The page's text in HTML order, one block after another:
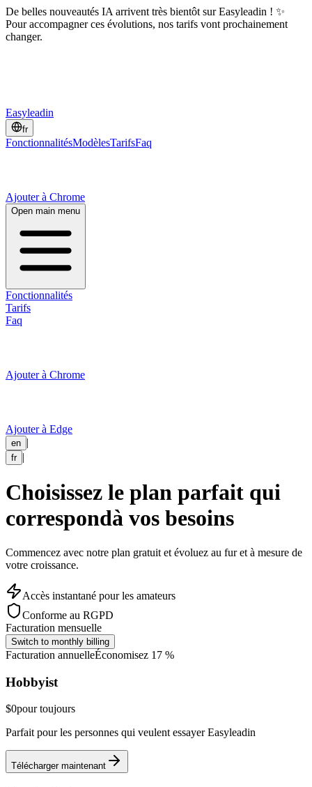
De belles nouveautés IA arrivent très bientôt sur Easyleadin ! ✨
Pour accompagner ces évolutions, nos tarifs vont prochainement
changer.
Easyleadin
fr
FonctionnalitésModèlesTarifsFaq
Ajouter à Chrome
Open main menu
Fonctionnalités
Tarifs
Faq
Ajouter à Chrome
Ajouter à Edge
en |
fr |
Choisissez le plan parfait qui
correspondà vos besoins
Commencez avec notre plan gratuit et évoluez au fur et à mesure de
votre croissance.
Accès instantané pour les amateurs
Conforme au RGPD
Facturation mensuelle
Switch to monthly billing
Facturation annuelleÉconomisez 17 %
Hobbyist
$0pour toujours
Parfait pour les personnes qui veulent essayer Easyleadin
Télécharger maintenant